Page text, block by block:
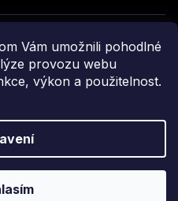
Vám umožnili pohodlné
provozu webu
výkon a použitelnost.
Premium
nakódoval